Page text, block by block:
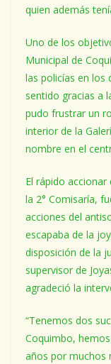
quien además
Uno de los
Municipal de
las policías en los
sentido gracias a
pudo frustrar un
interior de la
nombre en el
El rápido
la 2° Comisaría,
acciones del
escapaba de la
disposición de la
supervisor de
agradeció la
“Tenemos dos
Coquimbo,
años por muchos